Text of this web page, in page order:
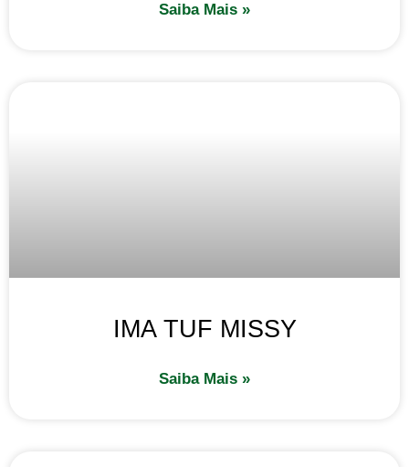
Saiba Mais »
IMA TUF MISSY
Saiba Mais »